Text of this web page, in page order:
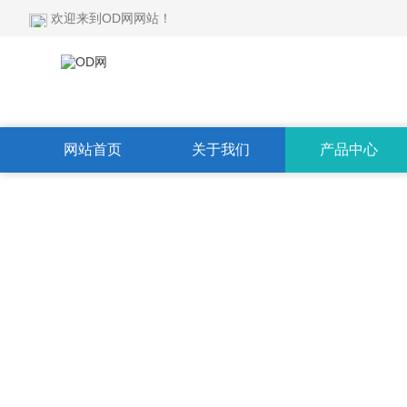
欢迎来到OD网网站！
网站首页 关于我们 产品中心